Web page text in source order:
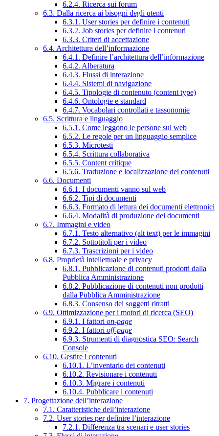
6.2.4. Ricerca sui forum
6.3. Dalla ricerca ai bisogni degli utenti
6.3.1. User stories per definire i contenuti
6.3.2. Job stories per definire i contenuti
6.3.3. Criteri di accettazione
6.4. Architettura dell’informazione
6.4.1. Definire l’architettura dell’informazione
6.4.2. Alberatura
6.4.3. Flussi di interazione
6.4.4. Sistemi di navigazione
6.4.5. Tipologie di contenuto (content type)
6.4.6. Ontologie e standard
6.4.7. Vocabolari controllati e tassonomie
6.5. Scrittura e linguaggio
6.5.1. Come leggono le persone sul web
6.5.2. Le regole per un linguaggio semplice
6.5.3. Microtesti
6.5.4. Scrittura collaborativa
6.5.5. Content critique
6.5.6. Traduzione e localizzazione dei contenuti
6.6. Documenti
6.6.1. I documenti vanno sul web
6.6.2. Tipi di documenti
6.6.3. Formato di lettura dei documenti elettronici
6.6.4. Modalità di produzione dei documenti
6.7. Immagini e video
6.7.1. Testo alternativo (alt text) per le immagini
6.7.2. Sottotitoli per i video
6.7.3. Trascrizioni per i video
6.8. Proprietà intellettuale e privacy
6.8.1. Pubblicazione di contenuti prodotti dalla
Pubblica Amministrazione
6.8.2. Pubblicazione di contenuti non prodotti
dalla Pubblica Amministrazione
6.8.3. Consenso dei soggetti ritratti
6.9. Ottimizzazione per i motori di ricerca (SEO)
6.9.1. I fattori on-page
6.9.2. I fattori off-page
6.9.3. Strumenti di diagnostica SEO: Search
Console
6.10. Gestire i contenuti
6.10.1. L’inventario dei contenuti
6.10.2. Revisionare i contenuti
6.10.3. Migrare i contenuti
6.10.4. Pubblicare i contenuti
7. Progettazione dell’interazione
7.1. Caratteristiche dell’interazione
7.2. User stories per definire l’interazione
7.2.1. Differenza tra scenari e user stories